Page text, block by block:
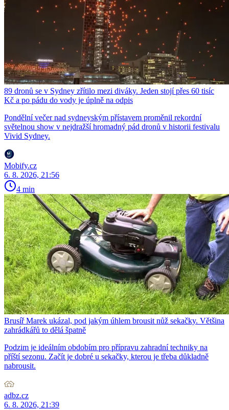
89 dronů se v Sydney zřítilo mezi diváky. Jeden stojí přes 60 tisíc
Kč a po pádu do vody je úplně na odpis
Pondělní večer nad sydneyským přístavem proměnil rekordní
světelnou show v nejdražší hromadný pád dronů v historii festivalu
Vivid Sydney.
Mobify.cz
6. 8. 2026, 21:56
4 min
Brusíř Marek ukázal, pod jakým úhlem brousit nůž sekačky. Většina
zahrádkářů to dělá špatně
Podzim je ideálním obdobím pro přípravu zahradní techniky na
příští sezonu. Začít je dobré u sekačky, kterou je třeba důkladně
nabrousit.
adbz.cz
6. 8. 2026, 21:39